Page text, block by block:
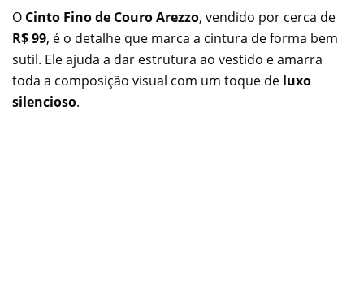
O Cinto Fino de Couro Arezzo, vendido por cerca de
R$ 99, é o detalhe que marca a cintura de forma bem
sutil. Ele ajuda a dar estrutura ao vestido e amarra
toda a composição visual com um toque de luxo
silencioso.